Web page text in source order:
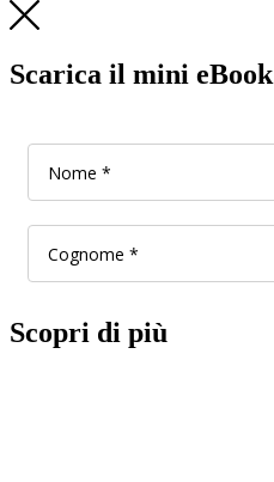
Scarica il mini eBook
Scopri di più